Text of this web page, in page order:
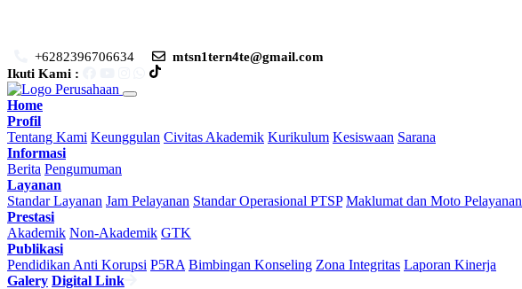
+6282396706634 mtsn1tern4te@gmail.com
Ikuti Kami :
Home
Profil
Tentang Kami Keunggulan Civitas Akademik Kurikulum Kesiswaan Sarana
Informasi
Berita Pengumuman
Layanan
Standar Layanan Jam Pelayanan Standar Operasional PTSP Maklumat dan Moto Pelayanan
Prestasi
Akademik Non-Akademik GTK
Publikasi
Pendidikan Anti Korupsi P5RA Bimbingan Konseling Zona Integritas Laporan Kinerja
Galery Digital Link